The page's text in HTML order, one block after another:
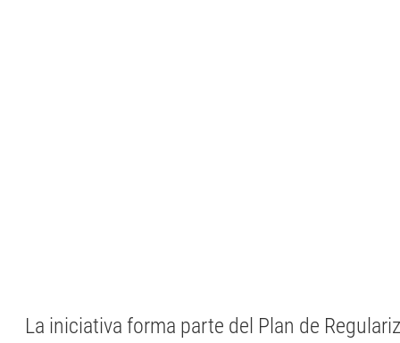
La iniciativa forma parte del Plan de